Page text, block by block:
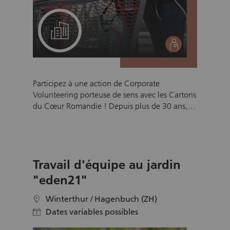
Un projet pour votre équipe
social
Participez à une action de Corporate
Volunteering porteuse de sens avec les Cartons
du Cœur Romandie ! Depuis plus de 30 ans,
l’opportunité de vous engager concrètement:
dans l’une de nos enseignes partenaires, vous
accueillerez et informerez les client·e·s sur
notre action et recueillerez les dons
alimentaires. Votre engagement renforce la
cohésion d’équipe, développe la solidarité au
Travail d'équipe au jardin
"eden21"
location Winterthur / Hagenbuch (ZH)
calendar Dates variables possibles